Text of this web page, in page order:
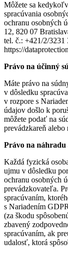
Môžete sa
spracúvania
ochranu osobných
12, 820 07
tel. č.: +421/2/3231
https://
Právo na účinný
Máte právo na
v dôsledku
v rozpore s
údajov došlo k
môžete podať na
prevádzkareň
Právo na náhradu
Každá fyzická
ujmu v dôsledku
ochranu osobných
prevádzkovateľa.
spracúvaním,
s Nariadením
(za škodu
zbavený
spracúvaním, ak
udalosť, ktorá